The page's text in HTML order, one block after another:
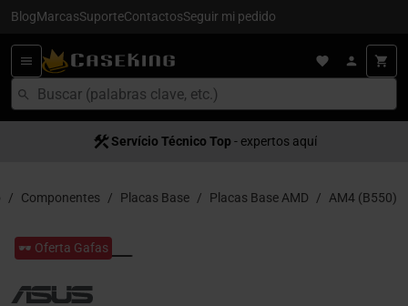
BlogMarcasSuporteContactosSeguir mi pedido
Servício Técnico Top - expertos aquí
Componentes Placas Base Placas Base AMD AM4 (B550)
🕶️ Oferta Gafas